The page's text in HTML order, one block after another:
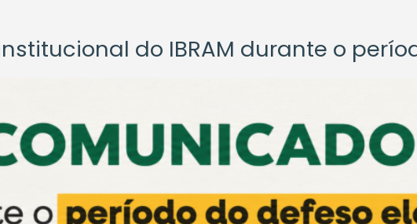
do IBRAM durante o